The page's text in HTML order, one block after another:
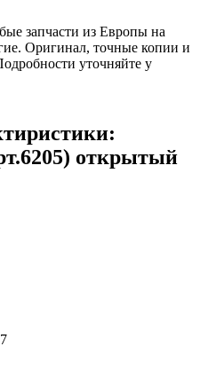
запчасти из Европы на
Оригинал, точные копии и
уточняйте у
открытый